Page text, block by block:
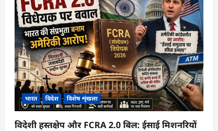
भारत विदेश विशेष शृंखला
विदेशी हस्तक्षेप और FCRA 2.0 बिल: ईसाई मिशनरियों